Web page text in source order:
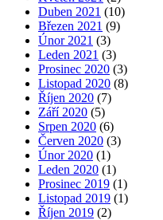
Duben 2021 (10)
Březen 2021 (9)
Únor 2021 (3)
Leden 2021 (3)
Prosinec 2020 (3)
Listopad 2020 (8)
Říjen 2020 (7)
Září 2020 (5)
Srpen 2020 (6)
Červen 2020 (3)
Únor 2020 (1)
Leden 2020 (1)
Prosinec 2019 (1)
Listopad 2019 (1)
Říjen 2019 (2)